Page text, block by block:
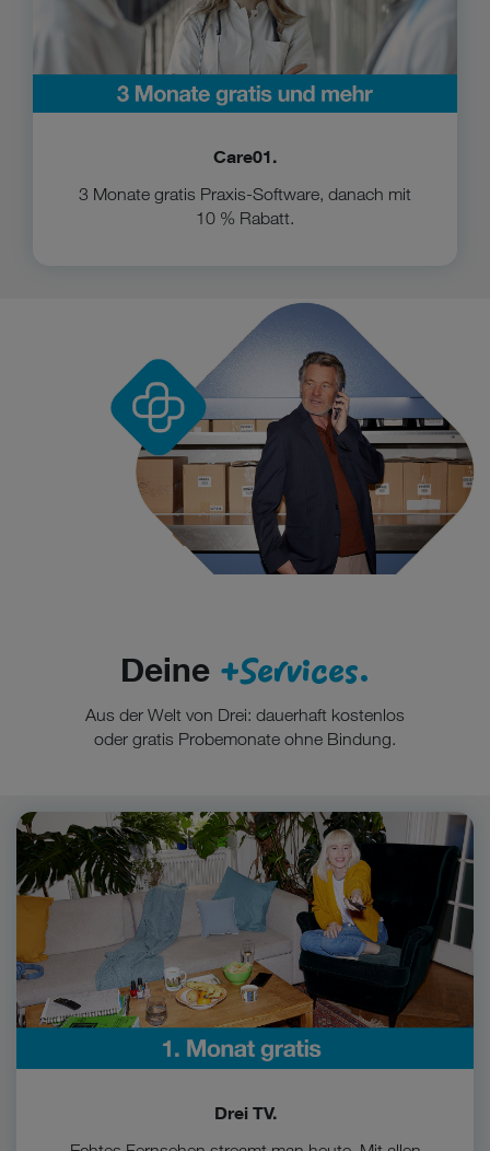
Care01.
3 Monate gratis Praxis-Software, danach mit
10 % Rabatt.
Deine +Services.
Aus der Welt von Drei: dauerhaft kostenlos
oder gratis Probemonate ohne Bindung.
Drei TV.
Zum DreiTV Vorteil